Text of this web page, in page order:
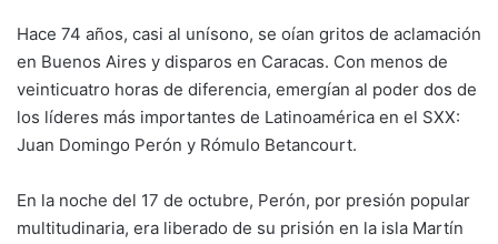
Hace 74 años, casi al unísono, se oían gritos de aclamación
en Buenos Aires y disparos en Caracas. Con menos de
veinticuatro horas de diferencia, emergían al poder dos de
los líderes más importantes de Latinoamérica en el SXX:
Juan Domingo Perón y Rómulo Betancourt.
En la noche del 17 de octubre, Perón, por presión popular
multitudinaria, era liberado de su prisión en la isla Martín